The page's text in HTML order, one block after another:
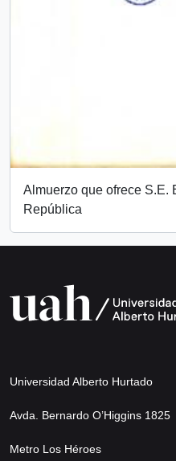
Almuerzo que ofrece S.E.
República
Universidad Alberto Hurtado
Avda. Bernardo O’Higgins 1825
Metro Los Héroes